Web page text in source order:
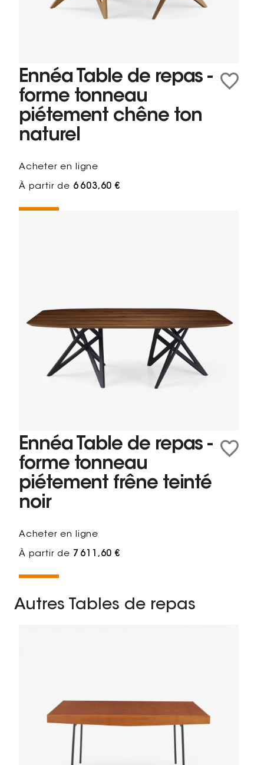
Ennéa Table de repas -
forme tonneau
piétement chêne ton
naturel
Acheter en ligne
À partir de 6 603,60 €
Ennéa Table de repas -
forme tonneau
piétement frêne teinté
noir
Acheter en ligne
À partir de 7 611,60 €
Autres Tables de repas